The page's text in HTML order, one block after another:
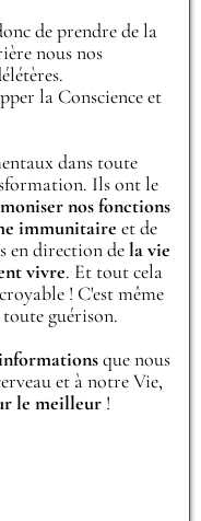
de prendre de la
nous nos
la Conscience et
dans toute
Ils ont le
nos fonctions
immunitaire et de
en direction dela vie
vivre. Et tout cela
! C'est même
guérison.
que nous
et à notre Vie,
le meilleur!